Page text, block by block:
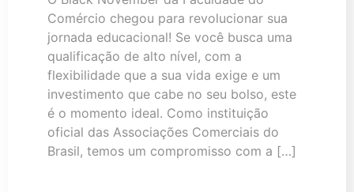
Comércio chegou para revolucionar sua
jornada educacional! Se você busca uma
qualificação de alto nível, com a
flexibilidade que a sua vida exige e um
investimento que cabe no seu bolso, este
é o momento ideal. Como instituição
oficial das Associações Comerciais do
Brasil, temos um compromisso com a […]